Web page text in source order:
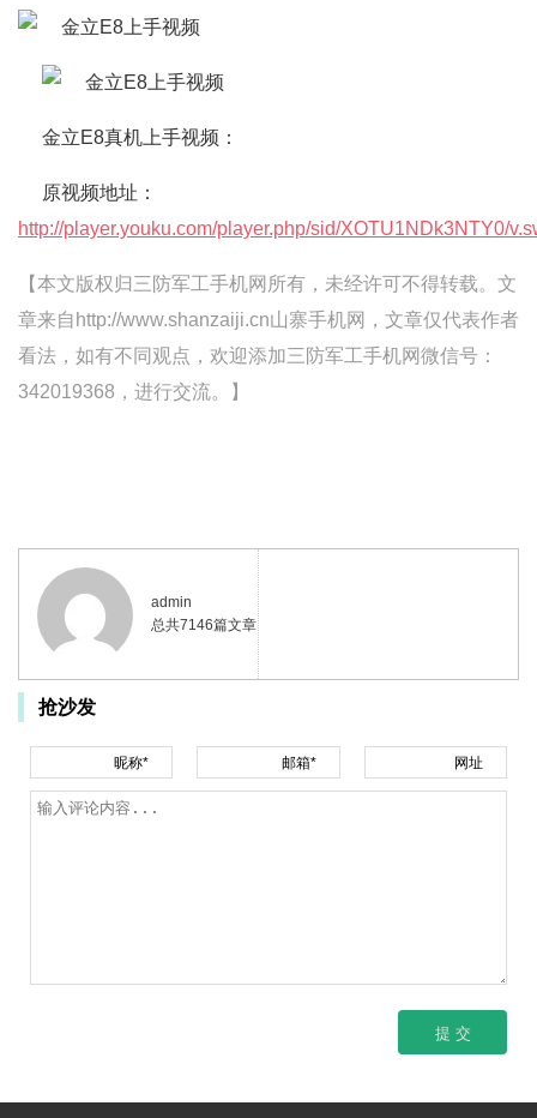
金立E8真机上手视频：
原视频地址：
http://player.youku.com/player.php/sid/XOTU1NDk3NTY0/
【本文版权归三防军工手机网所有，未经许可不得转载。文
章来自http://www.shanzaiji.cn山寨手机网，文章仅代表作者
看法，如有不同观点，欢迎添加三防军工手机网微信号：
342019368，进行交流。】
admin
总共7146篇文章
抢沙发
昵称* 邮箱* 网址